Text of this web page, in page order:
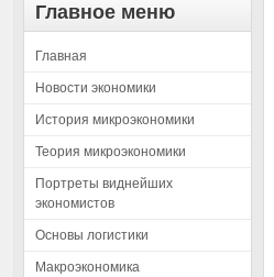
Главное меню
Главная
Новости экономики
История микроэкономики
Теория микроэкономики
Портреты виднейших
экономистов
Основы логистики
Макроэкономика